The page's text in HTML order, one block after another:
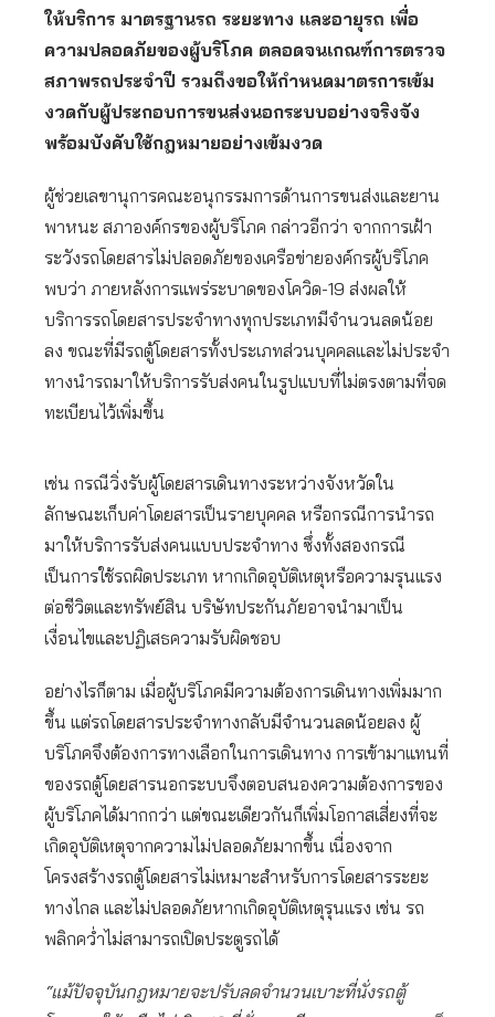
ให้บริการ มาตรฐานรถ ระยะทาง และอายุรถ เพื่อ
ความปลอดภัยของผู้บริโภค ตลอดจนเกณฑ์การตรวจ
สภาพรถประจำปี รวมถึงขอให้กำหนดมาตรการเข้ม
งวดกับผู้ประกอบการขนส่งนอกระบบอย่างจริงจัง
พร้อมบังคับใช้กฎหมายอย่างเข้มงวด
ผู้ช่วยเลขานุการคณะอนุกรรมการด้านการขนส่งและยาน
พาหนะ สภาองค์กรของผู้บริโภค กล่าวอีกว่า จากการเฝ้า
ระวังรถโดยสารไม่ปลอดภัยของเครือข่ายองค์กรผู้บริโภค
พบว่า ภายหลังการแพร่ระบาดของโควิด-19 ส่งผลให้
บริการรถโดยสารประจำทางทุกประเภทมีจำนวนลดน้อย
ลง ขณะที่มีรถตู้โดยสารทั้งประเภทส่วนบุคคลและไม่ประจำ
ทางนำรถมาให้บริการรับส่งคนในรูปแบบที่ไม่ตรงตามที่จด
ทะเบียนไว้เพิ่มขึ้น
เช่น กรณีวิ่งรับผู้โดยสารเดินทางระหว่างจังหวัดใน
ลักษณะเก็บค่าโดยสารเป็นรายบุคคล หรือกรณีการนำรถ
มาให้บริการรับส่งคนแบบประจำทาง ซึ่งทั้งสองกรณี
เป็นการใช้รถผิดประเภท หากเกิดอุบัติเหตุหรือความรุนแรง
ต่อชีวิตและทรัพย์สิน บริษัทประกันภัยอาจนำมาเป็น
เงื่อนไขและปฏิเสธความรับผิดชอบ
อย่างไรก็ตาม เมื่อผู้บริโภคมีความต้องการเดินทางเพิ่มมาก
ขึ้น แต่รถโดยสารประจำทางกลับมีจำนวนลดน้อยลง ผู้
บริโภคจึงต้องการทางเลือกในการเดินทาง การเข้ามาแทนที่
ของรถตู้โดยสารนอกระบบจึงตอบสนองความต้องการของ
ผู้บริโภคได้มากกว่า แต่ขณะเดียวกันก็เพิ่มโอกาสเสี่ยงที่จะ
เกิดอุบัติเหตุจากความไม่ปลอดภัยมากขึ้น เนื่องจาก
โครงสร้างรถตู้โดยสารไม่เหมาะสำหรับการโดยสารระยะ
ทางไกล และไม่ปลอดภัยหากเกิดอุบัติเหตุรุนแรง เช่น รถ
พลิกคว่ำไม่สามารถเปิดประตูรถได้
“แม้ปัจจุบันกฎหมายจะปรับลดจำนวนเบาะที่นั่งรถตู้